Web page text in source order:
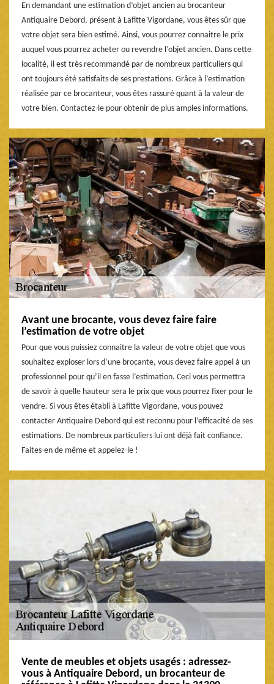
En demandant une estimation d’objet ancien au brocanteur
Antiquaire Debord, présent à Lafitte Vigordane, vous êtes sûr que
votre objet sera bien estimé. Ainsi, vous pourrez connaitre le prix
auquel vous pourrez acheter ou revendre l’objet ancien. Dans cette
localité, il est très recommandé par de nombreux particuliers qui
ont toujours été satisfaits de ses prestations. Grâce à l’estimation
réalisée par ce brocanteur, vous êtes rassuré quant à la valeur de
votre bien. Contactez-le pour obtenir de plus amples informations.
Avant une brocante, vous devez faire faire
l’estimation de votre objet
Pour que vous puissiez connaitre la valeur de votre objet que vous
souhaitez exploser lors d’une brocante, vous devez faire appel à un
professionnel pour qu’il en fasse l’estimation. Ceci vous permettra
de savoir à quelle hauteur sera le prix que vous pourrez fixer pour le
vendre. Si vous êtes établi à Lafitte Vigordane, vous pouvez
contacter Antiquaire Debord qui est reconnu pour l’efficacité de ses
estimations. De nombreux particuliers lui ont déjà fait confiance.
Faites-en de même et appelez-le !
Vente de meubles et objets usagés : adressez-
vous à Antiquaire Debord, un brocanteur de